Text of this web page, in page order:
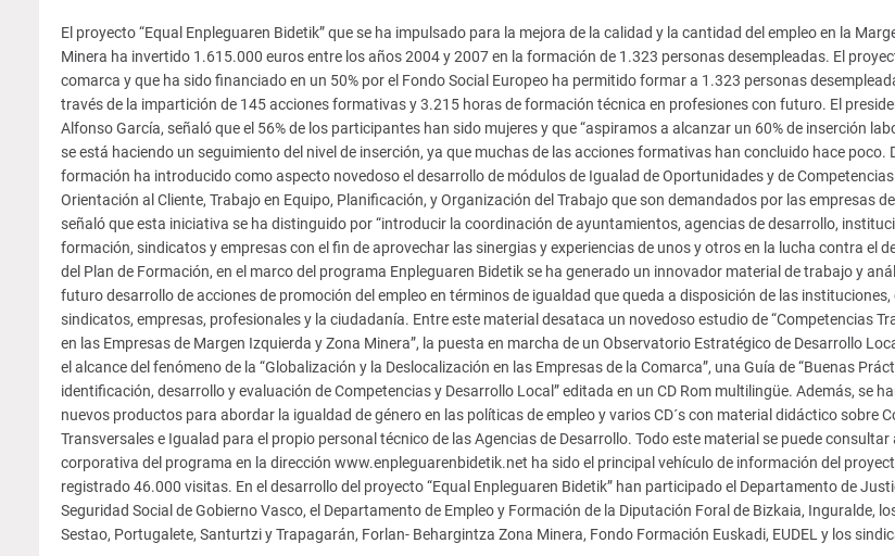
El proyecto “Equal Enpleguaren Bidetik” que se ha impulsado para la mejora de la calidad y la cantidad del empleo en la
Minera ha invertido 1.615.000 euros entre los años 2004 y 2007 en la formación de 1.323 personas desempleadas. El
comarca y que ha sido financiado en un 50% por el Fondo Social Europeo ha permitido formar a 1.323 personas
través de la impartición de 145 acciones formativas y 3.215 horas de formación técnica en profesiones con futuro. El
Alfonso García, señaló que el 56% de los participantes han sido mujeres y que “aspiramos a alcanzar un 60% de inserción
se está haciendo un seguimiento del nivel de inserción, ya que muchas de las acciones formativas han concluido hace poco.
formación ha introducido como aspecto novedoso el desarrollo de módulos de Igualad de Oportunidades y de
Orientación al Cliente, Trabajo en Equipo, Planificación, y Organización del Trabajo que son demandados por las empresas
señaló que esta iniciativa se ha distinguido por “introducir la coordinación de ayuntamientos, agencias de desarrollo,
formación, sindicatos y empresas con el fin de aprovechar las sinergias y experiencias de unos y otros en la lucha contra el
del Plan de Formación, en el marco del programa Enpleguaren Bidetik se ha generado un innovador material de trabajo y
futuro desarrollo de acciones de promoción del empleo en términos de igualdad que queda a disposición de las
sindicatos, empresas, profesionales y la ciudadanía. Entre este material desataca un novedoso estudio de “Competencias
en las Empresas de Margen Izquierda y Zona Minera”, la puesta en marcha de un Observatorio Estratégico de Desarrollo
el alcance del fenómeno de la “Globalización y la Deslocalización en las Empresas de la Comarca”, una Guía de “Buenas
identificación, desarrollo y evaluación de Competencias y Desarrollo Local” editada en un CD Rom multilingüe. Además, se
nuevos productos para abordar la igualdad de género en las políticas de empleo y varios CD´s con material didáctico sobre
Transversales e Igualad para el propio personal técnico de las Agencias de Desarrollo. Todo este material se puede consultar
corporativa del programa en la dirección www.enpleguarenbidetik.net ha sido el principal vehículo de información del
registrado 46.000 visitas. En el desarrollo del proyecto “Equal Enpleguaren Bidetik” han participado el Departamento de
Seguridad Social de Gobierno Vasco, el Departamento de Empleo y Formación de la Diputación Foral de Bizkaia, Inguralde,
Sestao, Portugalete, Santurtzi y Trapagarán, Forlan- Behargintza Zona Minera, Fondo Formación Euskadi, EUDEL y los